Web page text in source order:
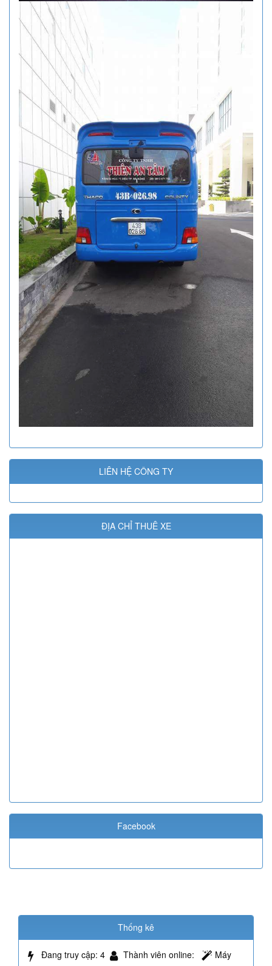
LIÊN HỆ CÔNG TY
ĐỊA CHỈ THUÊ XE
Facebook
Thống kê
Đang truy cập: 4 Thành viên online: Máy